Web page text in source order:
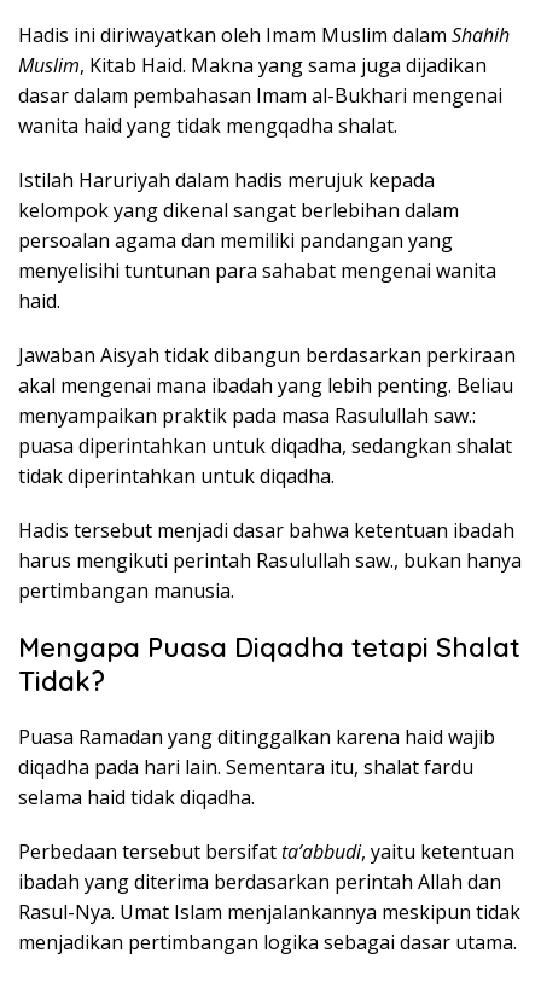
Hadis ini diriwayatkan oleh Imam Muslim dalam Shahih
Muslim, Kitab Haid. Makna yang sama juga dijadikan
dasar dalam pembahasan Imam al-Bukhari mengenai
wanita haid yang tidak mengqadha shalat.
Istilah Haruriyah dalam hadis merujuk kepada
kelompok yang dikenal sangat berlebihan dalam
persoalan agama dan memiliki pandangan yang
menyelisihi tuntunan para sahabat mengenai wanita
haid.
Jawaban Aisyah tidak dibangun berdasarkan perkiraan
akal mengenai mana ibadah yang lebih penting. Beliau
menyampaikan praktik pada masa Rasulullah saw.:
puasa diperintahkan untuk diqadha, sedangkan shalat
tidak diperintahkan untuk diqadha.
Hadis tersebut menjadi dasar bahwa ketentuan ibadah
harus mengikuti perintah Rasulullah saw., bukan hanya
pertimbangan manusia.
Mengapa Puasa Diqadha tetapi Shalat
Tidak?
Puasa Ramadan yang ditinggalkan karena haid wajib
diqadha pada hari lain. Sementara itu, shalat fardu
selama haid tidak diqadha.
Perbedaan tersebut bersifatta’abbudi, yaitu ketentuan
ibadah yang diterima berdasarkan perintah Allah dan
Rasul-Nya. Umat Islam menjalankannya meskipun tidak
menjadikan pertimbangan logika sebagai dasar utama.